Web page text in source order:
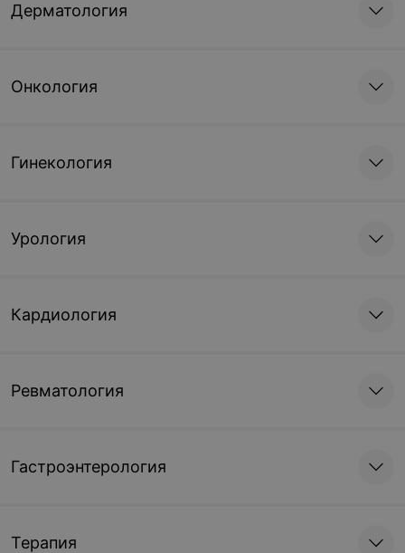
Дерматология
Онкология
Гинекология
Урология
Кардиология
Ревматология
Гастроэнтерология
Терапия